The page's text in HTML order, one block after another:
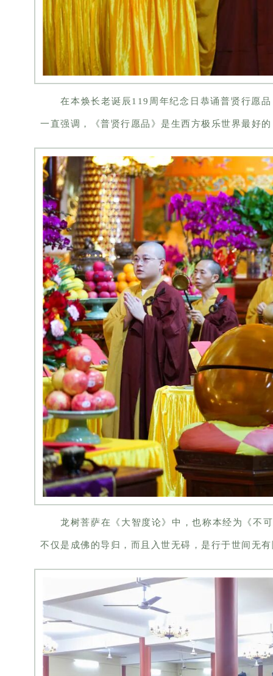
在本焕长老诞辰119周年纪念日恭诵普贤行愿
一直强调，《普贤行愿品》是生西方极乐世界最好
龙树菩萨在《大智度论》中，也称本经为《不
不仅是成佛的导归，而且入世无碍，是行于世间无